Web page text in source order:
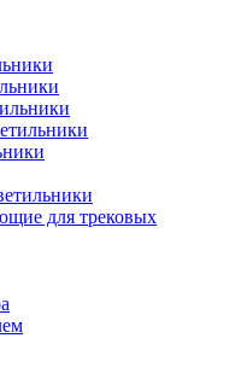
для трековых